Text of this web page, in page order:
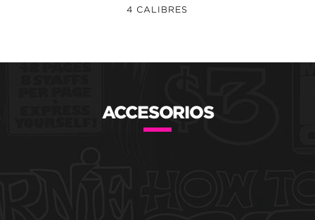
4 CALIBRES
ACCESORIOS